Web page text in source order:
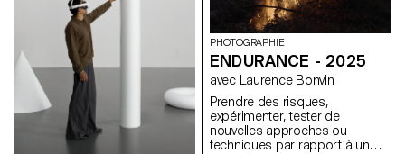
sans perte de hiérarchie ni de
lisibilité.
mêmes, compris comme des
expressions d'attitude et de
personnalité.
https://websites.ecal-mid.ch/
PHOTOGRAPHIE
ENDURANCE - 2025
avec Laurence Bonvin
Prendre des risques,
expérimenter, tester de
nouvelles approches ou
techniques par rapport à un